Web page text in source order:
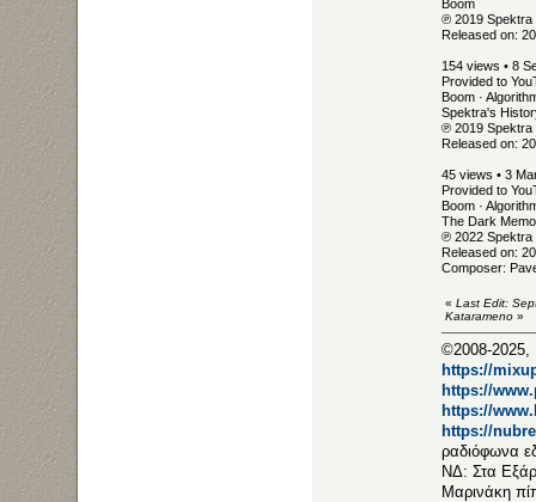
Boom
℗ 2019 Spektra
Released on:
154 views • 8
Provided to
Boom ·
Spektra's
℗ 2019 Spektra
Released on:
45 views • 3
Provided to
Boom ·
The Dark
℗ 2022 Spektra
Released on:
Composer:
« Last Edit:
Katarameno »
©2008-2025,
https://
https://
https://
https://
ραδιόφωνα
ΝΔ: Στα
Μαρινάκη